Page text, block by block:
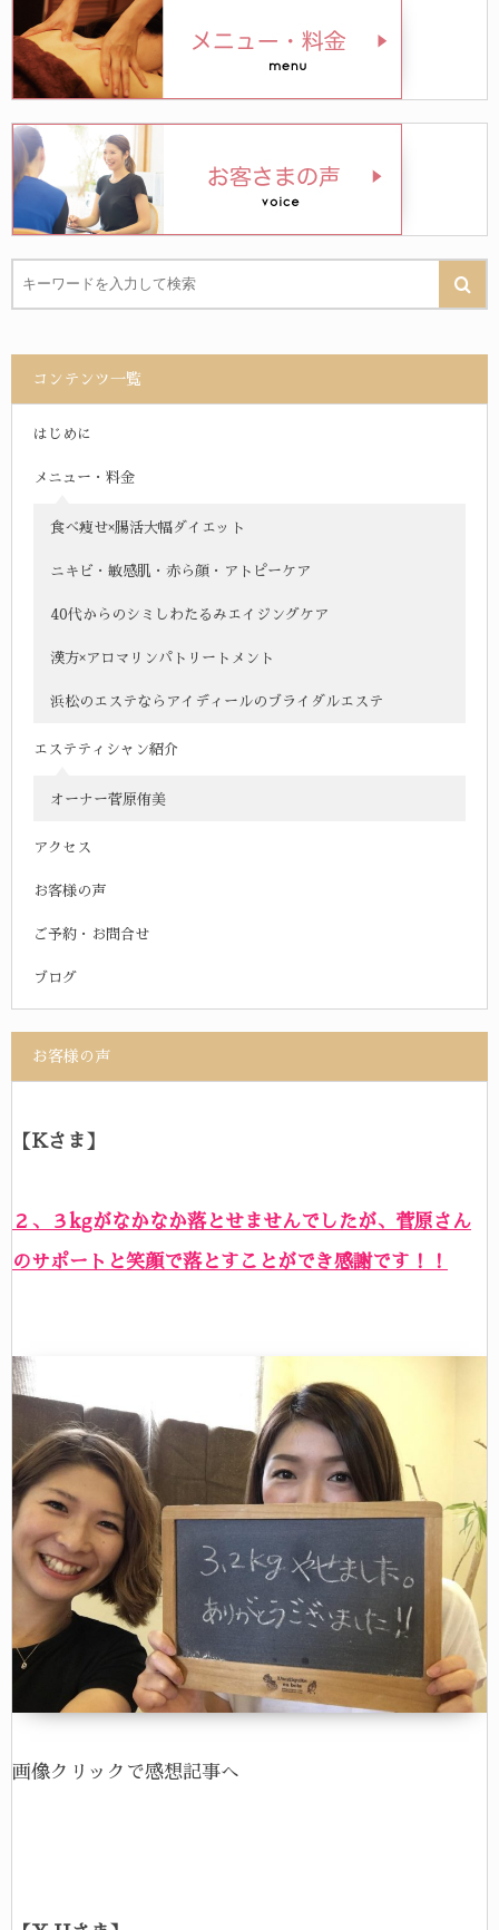
コンテンツ一覧
はじめに
メニュー・料金
食べ痩せ×腸活大幅ダイエット
ニキビ・敏感肌・赤ら顔・アトピーケア
40代からのシミしわたるみエイジングケア
漢方×アロマリンパトリートメント
浜松のエステならアイディールのブライダルエステ
エステティシャン紹介
オーナー菅原侑美
アクセス
お客様の声
ご予約・お問合せ
ブログ
お客様の声
【Kさま】
２、３kgがなかなか落とせませんでしたが、菅原さん
のサポートと笑顔で落とすことができ感謝です！！
画像クリックで感想記事へ